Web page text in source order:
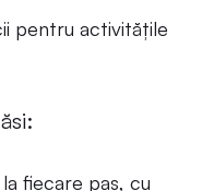
pentru activitățile
fiecare pas, cu